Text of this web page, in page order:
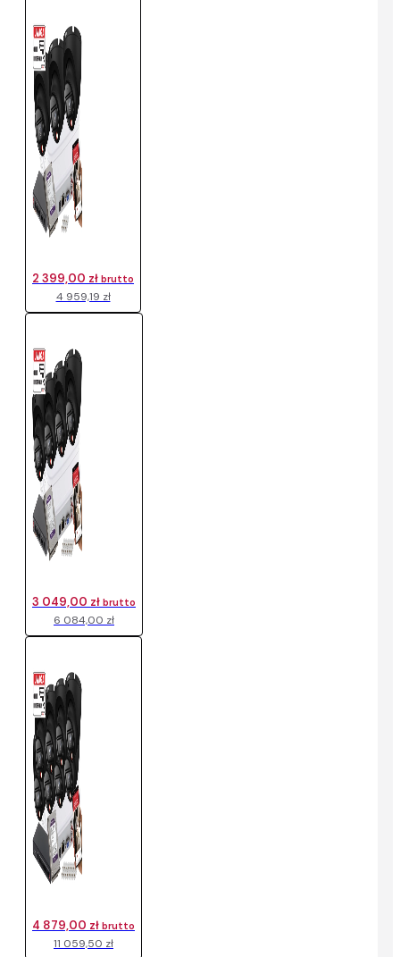
4 959,19 zł
2 399,00 zł brutto
6 084,00 zł
3 049,00 zł brutto
11 059,50 zł
4 879,00 zł brutto